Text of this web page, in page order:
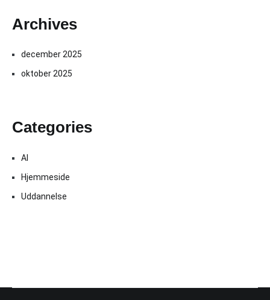
Archives
december 2025
oktober 2025
Categories
AI
Hjemmeside
Uddannelse